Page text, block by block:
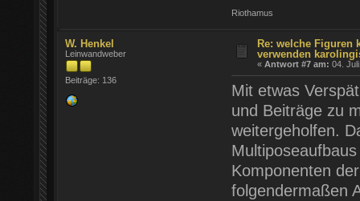
Riothamus
W. Henkel
Leinwandweber
Beiträge: 136
Re: welche Figuren
verwenden
«Antwort #7 am: 04.
Mit etwas
und Beiträge zu
weitergeholfen.
Komponenten
folgendermaßen